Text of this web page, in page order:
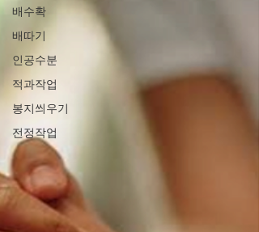
배수확
배따기
인공수분
적과작업
봉지씌우기
전정작업